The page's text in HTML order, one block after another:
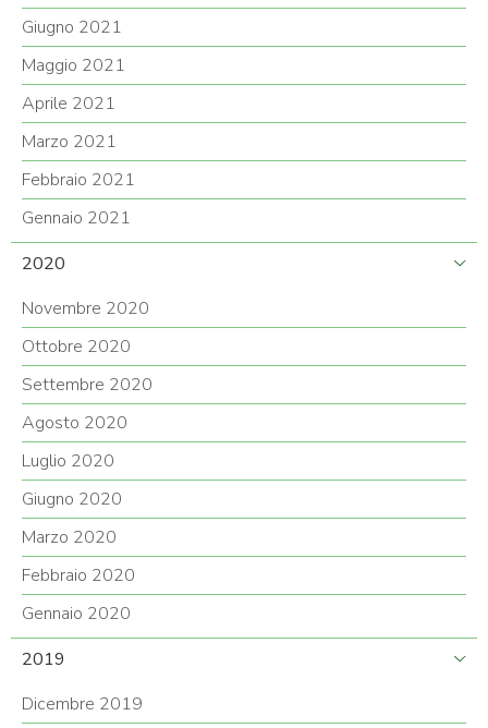
Giugno 2021
Maggio 2021
Aprile 2021
Marzo 2021
Febbraio 2021
Gennaio 2021
2020
Novembre 2020
Ottobre 2020
Settembre 2020
Agosto 2020
Luglio 2020
Giugno 2020
Marzo 2020
Febbraio 2020
Gennaio 2020
2019
Dicembre 2019